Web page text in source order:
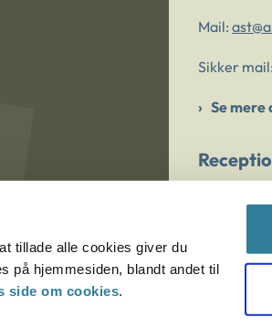
tillade alle cookies giver du
på hjemmesiden, blandt andet til
side om cookies.
Mail:
Sikker mail:
Se
Er du